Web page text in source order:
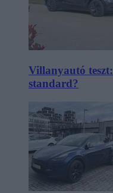
Villanyautó
standard?